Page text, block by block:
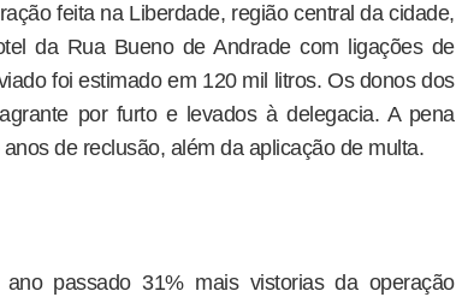
feita na Liberdade, região central da cidade,
da Rua Bueno de Andrade com ligações de
foi estimado em 120 mil litros. Os donos dos
por furto e levados à delegacia. A pena
de reclusão, além da aplicação de multa.
passado 31% mais vistorias da operação